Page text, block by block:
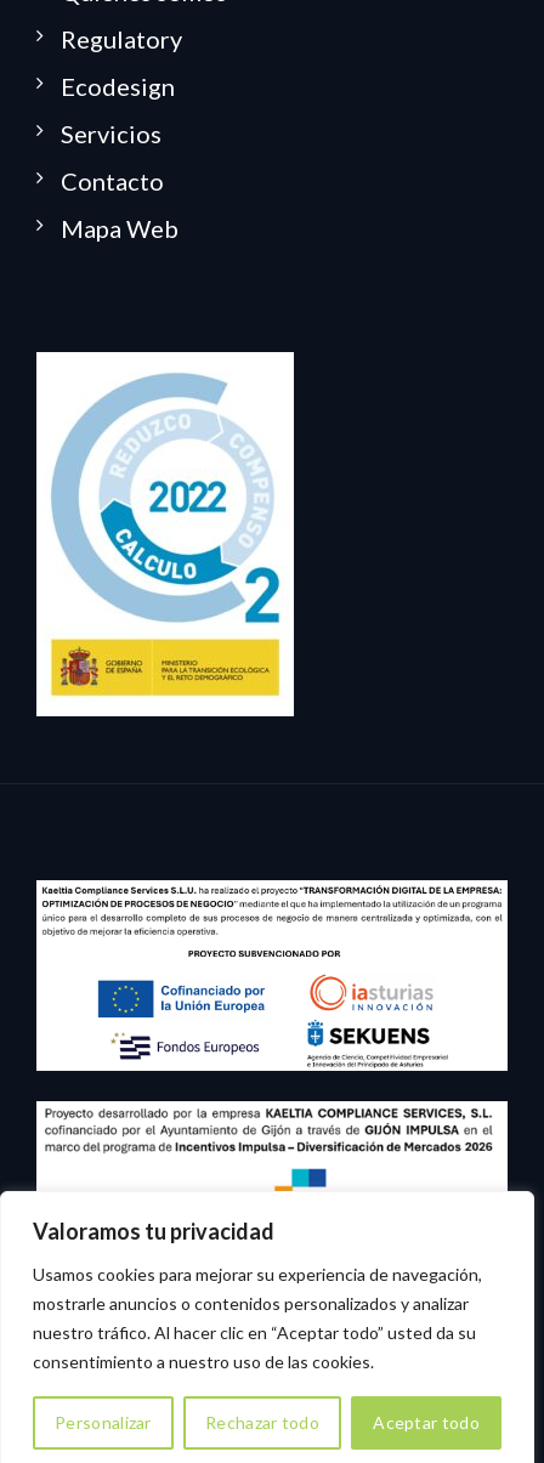
Valoramos tu privacidad
Usamos cookies para mejorar su experiencia de navegación,
mostrarle anuncios o contenidos personalizados y analizar
nuestro tráfico. Al hacer clic en “Aceptar todo” usted da su
consentimiento a nuestro uso de las cookies.
Personalizar Rechazar todo Aceptar todo
Regulatory
Ecodesign
Servicios
Contacto
Mapa Web
Copyright © 2026 Kaeltia Consulting.
Política de privacidad-Política de cookies